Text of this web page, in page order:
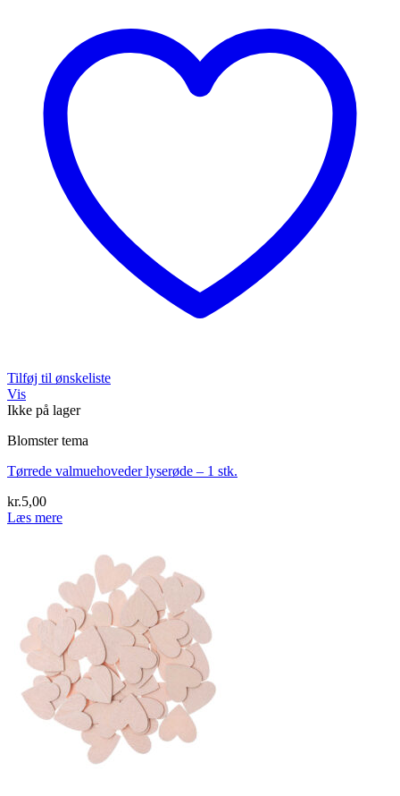
Tilføj til ønskeliste
Vis
Ikke på lager
Blomster tema
Tørrede valmuehoveder lyserøde – 1 stk.
kr.5,00
Læs mere